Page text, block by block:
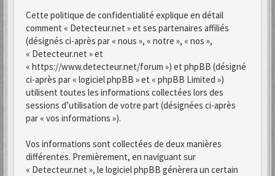
Cette politique de confidentialité explique en détail
comment « Detecteur.net » et ses partenaires affiliés
(désignés ci-après par « nous », « notre », « nos »,
« Detecteur.net » et
« https://www.detecteur.net/forum ») et phpBB (désigné
ci-après par « logiciel phpBB » et « phpBB Limited »)
utilisent toutes les informations collectées lors des
sessions d’utilisation de votre part (désignées ci-après
par « vos informations »).
Vos informations sont collectées de deux manières
différentes. Premièrement, en naviguant sur
« Detecteur.net », le logiciel phpBB génèrera un certain